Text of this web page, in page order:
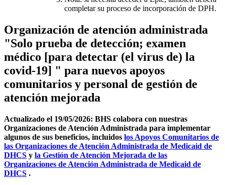
completar su proceso de incorporación de DPH.
Organización de atención administrada
"Solo prueba de detección; examen
médico [para detectar (el virus de) la
covid-19] " para nuevos apoyos
comunitarios y personal de gestión de
atención mejorada
Actualizado el 19/05/2026: BHS colabora con nuestras
Organizaciones de Atención Administrada para implementar
algunos de sus beneficios, incluidos los Apoyos Comunitarios de
las Organizaciones de Atención Administrada de Medicaid de
DHCS y la Gestión de Atención Mejorada de las
Organizaciones de Atención Administrada de Medicaid de
DHCS .